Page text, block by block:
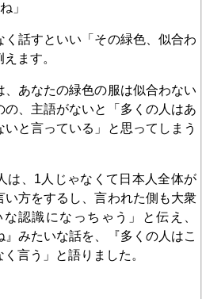
よね」
く話すといい「その緑色、似合わ
例えます。
、あなたの緑色の服は似合わない
の、主語がないと「多くの人はあ
と言っている」と思ってしまう
は、1人じゃなくて日本人全体が
い方をするし、言われた側も大衆
認識になっちゃう」と伝え、
』みたいな話を、『多くの人はこ
なく言う」と語りました。